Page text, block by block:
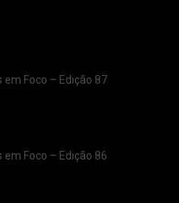
em Foco – Edição 87
em Foco – Edição 86